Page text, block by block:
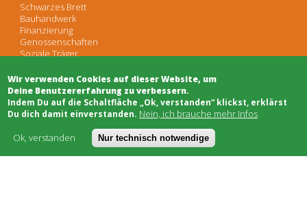
Schwarzes Brett
Bauhandwerk
Finanzierung
Genossenschaften
Soziale Träger
Worum geht's
AGB
Wir verwenden Cookies auf dieser Website, um
Deine Benutzererfahrung zu verbessern.
​Indem Du auf die Schaltfläche „Ok, verstanden“ klickst, erklärst
Du dich damit einverstanden. Nein, ich brauche mehr Infos
Ok, verstanden
Nur technisch notwendige